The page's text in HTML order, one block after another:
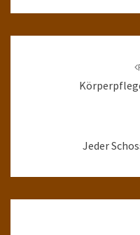
Jeder